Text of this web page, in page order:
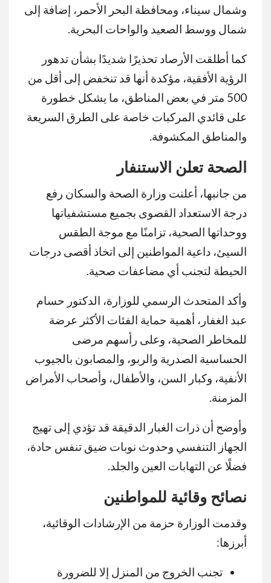
وشمال سيناء، ومحافظة البحر الأحمر، إضافة إلى
شمال ووسط الصعيد والواحات البحرية.
كما أطلقت الأرصاد تحذيرًا شديدًا بشأن تدهور
الرؤية الأفقية، مؤكدة أنها قد تنخفض إلى أقل من
500 متر في بعض المناطق، ما يشكل خطورة
على قائدي المركبات خاصة على الطرق السريعة
والمناطق المكشوفة.
الصحة تعلن الاستنفار
من جانبها، أعلنت وزارة الصحة والسكان رفع
درجة الاستعداد القصوى بجميع مستشفياتها
ووحداتها الصحية، تزامنًا مع موجة الطقس
السيئ، داعية المواطنين إلى اتخاذ أقصى درجات
الحيطة لتجنب أي مضاعفات صحية.
وأكد المتحدث الرسمي للوزارة، الدكتور حسام
عبد الغفار، أهمية حماية الفئات الأكثر عرضة
للمخاطر الصحية، وعلى رأسهم مرضى
الحساسية الصدرية والربو، والمصابون بالجيوب
الأنفية، وكبار السن، والأطفال، وأصحاب الأمراض
المزمنة.
وأوضح أن ذرات الغبار الدقيقة قد تؤدي إلى تهيج
الجهاز التنفسي وحدوث نوبات ضيق تنفس حادة،
فضلًا عن التهابات العين والجلد.
نصائح وقائية للمواطنين
وقدمت الوزارة حزمة من الإرشادات الوقائية،
أبرزها:
تجنب الخروج من المنزل إلا للضرورة